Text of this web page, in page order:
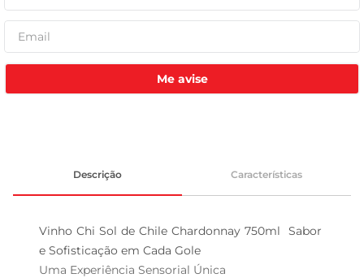
Me avise
Descrição Características
Vinho Chi Sol de Chile Chardonnay 750ml  Sabor
e Sofisticação em Cada Gole
Uma Experiência Sensorial Única